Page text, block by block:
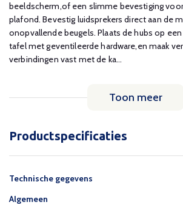
beeldscherm,of een slimme bevestiging
plafond. Bevestig luidsprekers direct aan de
onopvallende beugels. Plaats de hubs op
tafel met geventileerde hardware,en maak
verbindingen vast met de ka...
Toon meer
Productspecificaties
Technische gegevens
Algemeen